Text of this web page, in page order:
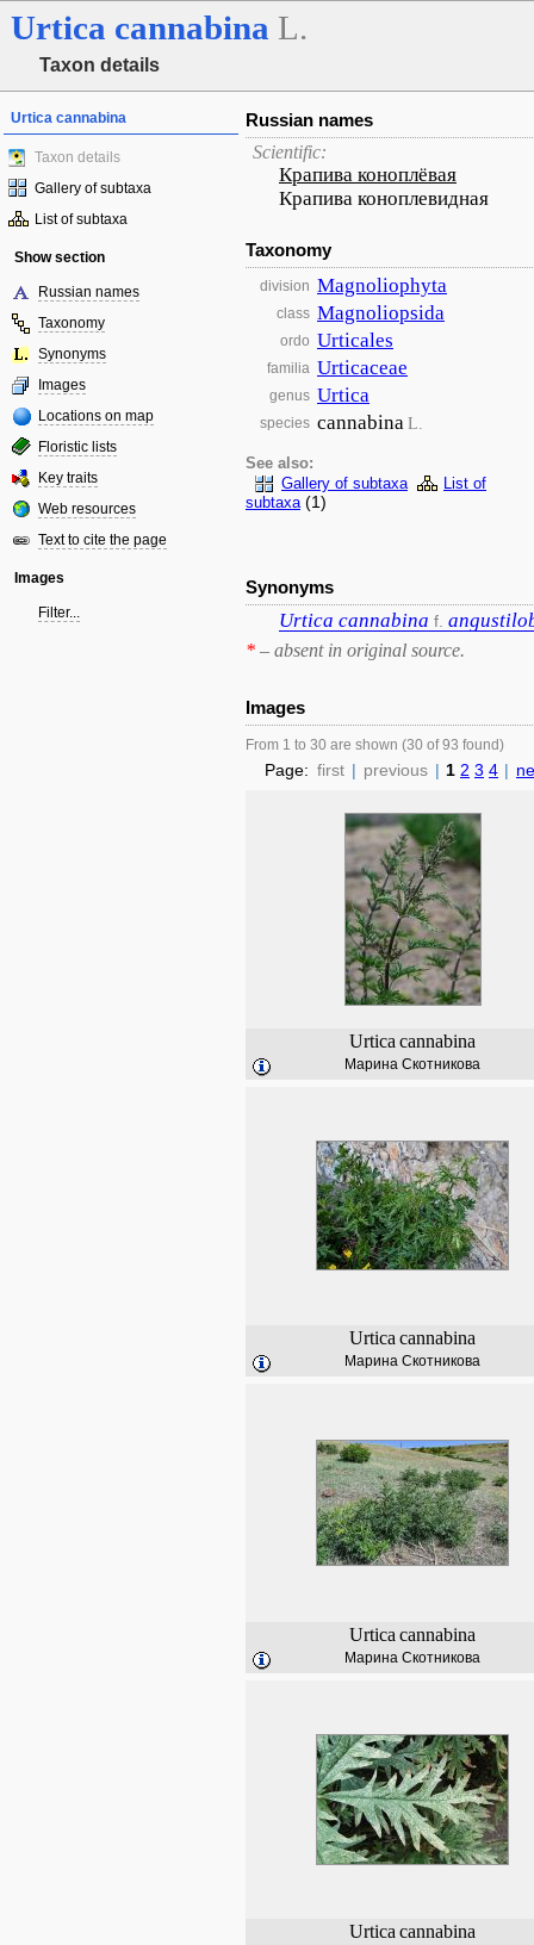
Urtica cannabina L.
Taxon details
Urtica cannabina
Taxon details
Gallery of subtaxa
List of subtaxa
Show section
Russian names
Taxonomy
Synonyms
Images
Locations on map
Floristic lists
Key traits
Web resources
Text to cite the page
Images
Filter...
Russian names
Scientific:
Крапива коноплёвая
Крапива коноплевидная
Taxonomy
division Magnoliophyta
class Magnoliopsida
ordo Urticales
familia Urticaceae
genus Urtica
species cannabinaL.
See also:
Gallery of subtaxa
List of
subtaxa (1)
Synonyms
Urtica cannabina f.
* – absent in original source.
Images
From 1 to 30 are shown (30 of 93 found)
Page: first | previous | 1 2 3 4 |
Urtica cannabina
Марина Скотникова
Urtica cannabina
Марина Скотникова
Urtica cannabina
Марина Скотникова
Urtica cannabina